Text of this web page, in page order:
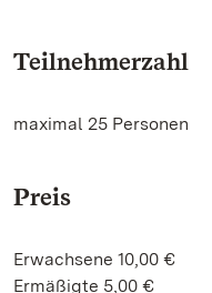
Teilnehmerzahl
maximal 25 Personen
Preis
Erwachsene 10,00 €
Ermäßigte 5,00 €